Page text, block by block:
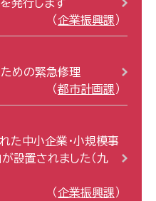
発行します
企業振興課
めの緊急修理
都市計画課
た中小企業・小規模事
設置されました（九
企業振興課